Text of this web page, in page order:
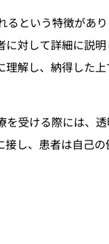
という特徴があ
対して詳細に説
解し、納得した
受ける際には、
し、患者は自己